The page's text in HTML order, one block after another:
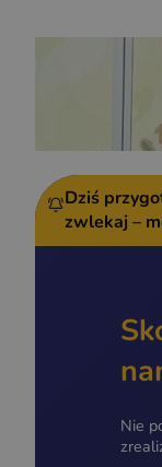
Dziś
zwlekaj –
Nie